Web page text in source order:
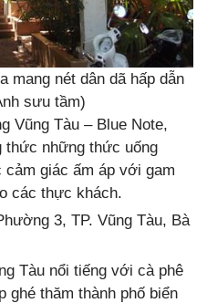
mang nét dân dã hấp dẫn
sưu tầm)
Vũng Tàu – Blue Note,
thức những thức uống
giác ấm áp với gam
các thực khách.
3, TP. Vũng Tàu, Bà
Tàu nổi tiếng với cà phê
ghé thăm thành phố biển